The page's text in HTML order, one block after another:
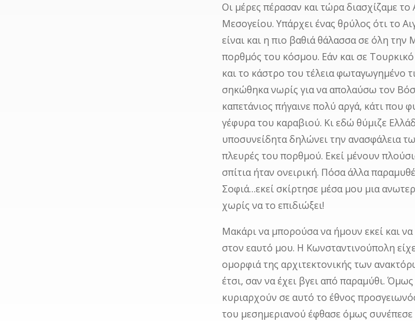
Οι μέρες πέρασαν και τώρα διασχίζαμε
Μεσογείου. Υπάρχει ένας θρύλος ότι το
είναι και η πιο βαθιά θάλασσα σε όλη την
πορθμός του κόσμου. Εάν και σε
και το κάστρο του τέλεια φωταγωγημένο
σηκώθηκα νωρίς για να απολαύσω τον
καπετάνιος πήγαινε πολύ αργά, κάτι που
γέφυρα του καραβιού. Κι εδώ θύμιζε
υποσυνείδητα δηλώνει την ανασφάλεια
πλευρές του πορθμού. Εκεί μένουν
σπίτια ήταν ονειρική. Πόσα άλλα
Σοφιά…εκεί σκίρτησε μέσα μου μια
χωρίς να το επιδιώξει!
Μακάρι να μπορούσα να ήμουν εκεί και
στον εαυτό μου. Η Κωνσταντινούπολη
ομορφιά της αρχιτεκτονικής των
έτσι, σαν να έχει βγει από παραμύθι.
κυριαρχούν σε αυτό το έθνος
του μεσημεριανού έφθασε όμως